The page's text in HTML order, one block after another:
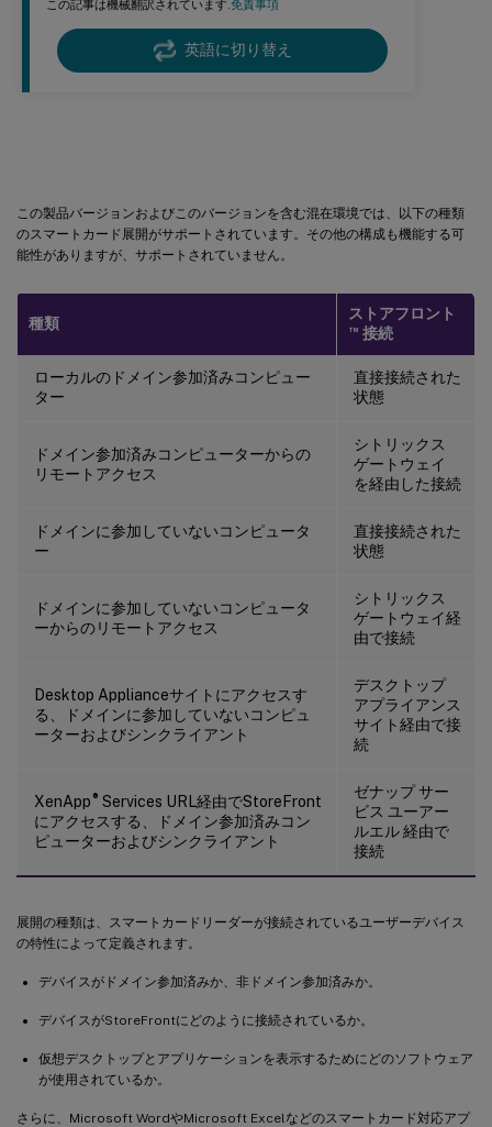
この記事は機械翻訳されています.免責事項
英語に切り替え
この製品バージョンおよびこのバージョンを含む混在環境では、以下の種類
のスマートカード展開がサポートされています。その他の構成も機能する可
能性がありますが、サポートされていません。
種類
ストアフロント
™ 接続
ローカルのドメイン参加済みコンピュー
ター
直接接続された
状態
ドメイン参加済みコンピューターからの
リモートアクセス
シトリックス
ゲートウェイ
を経由した接続
ドメインに参加していないコンピュータ
ー
直接接続された
状態
ドメインに参加していないコンピュータ
ーからのリモートアクセス
シトリックス
ゲートウェイ経
由で接続
Desktop Applianceサイトにアクセスす
る、ドメインに参加していないコンピュ
ーターおよびシンクライアント
デスクトップ
アプライアンス
サイト経由で接
続
XenApp® Services URL経由でStoreFront
にアクセスする、ドメイン参加済みコン
ピューターおよびシンクライアント
ゼナップ サー
ビス ユーアー
ルエル 経由で
接続
展開の種類は、スマートカードリーダーが接続されているユーザーデバイス
の特性によって定義されます。
デバイスがドメイン参加済みか、非ドメイン参加済みか。
デバイスがStoreFrontにどのように接続されているか。
仮想デスクトップとアプリケーションを表示するためにどのソフトウェア
が使用されているか。
さらに、Microsoft WordやMicrosoft Excelなどのスマートカード対応アプ
展開例：ドメイン非参加コンピューターからのリモートアクセス
展開例: ドメインに参加していないコンピューターとシンクライアントが Desktop Appliance サ
イトにアクセスする
展開例: ドメインに参加しているコンピューターとシンクライアントが XenApp Services URL